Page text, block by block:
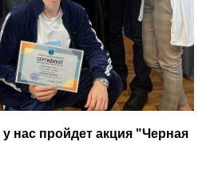
нас пройдет акция "Черная